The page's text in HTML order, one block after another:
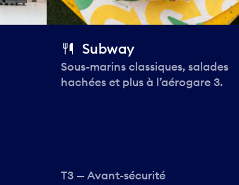
Subway
Sous-marins classiques, salades
hachées et plus à l’aérogare 3.
T3 — Avant-sécurité